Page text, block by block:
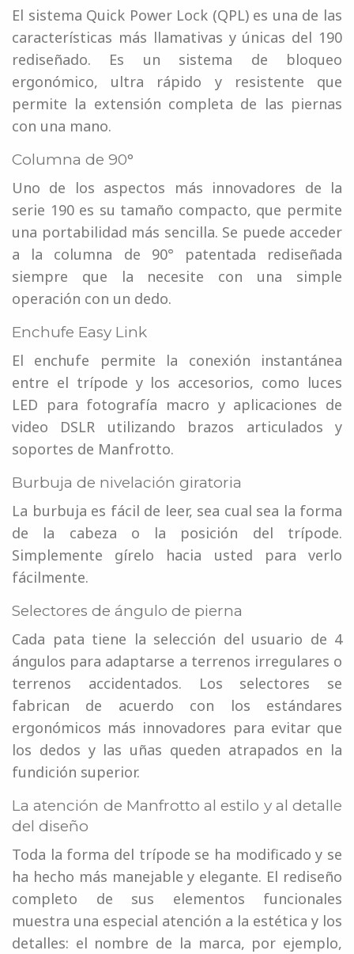
El sistema Quick Power Lock (QPL) es una de las
características más llamativas y únicas del 190
rediseñado. Es un sistema de bloqueo
ergonómico, ultra rápido y resistente que
permite la extensión completa de las piernas
con una mano.
Columna de 90°
Uno de los aspectos más innovadores de la
serie 190 es su tamaño compacto, que permite
una portabilidad más sencilla. Se puede acceder
a la columna de 90° patentada rediseñada
siempre que la necesite con una simple
operación con un dedo.
Enchufe Easy Link
El enchufe permite la conexión instantánea
entre el trípode y los accesorios, como luces
LED para fotografía macro y aplicaciones de
video DSLR utilizando brazos articulados y
soportes de Manfrotto.
Burbuja de nivelación giratoria
La burbuja es fácil de leer, sea cual sea la forma
de la cabeza o la posición del trípode.
Simplemente gírelo hacia usted para verlo
fácilmente.
Selectores de ángulo de pierna
Cada pata tiene la selección del usuario de 4
ángulos para adaptarse a terrenos irregulares o
terrenos accidentados. Los selectores se
fabrican de acuerdo con los estándares
ergonómicos más innovadores para evitar que
los dedos y las uñas queden atrapados en la
fundición superior.
La atención de Manfrotto al estilo y al detalle
del diseño
Toda la forma del trípode se ha modificado y se
ha hecho más manejable y elegante. El rediseño
completo de sus elementos funcionales
muestra una especial atención a la estética y los
detalles: el nombre de la marca, por ejemplo,